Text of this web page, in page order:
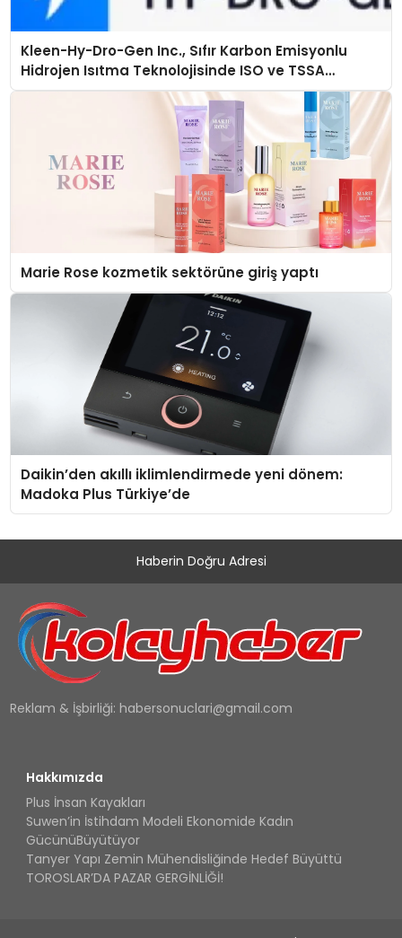
Kleen-Hy-Dro-Gen Inc., Sıfır Karbon Emisyonlu
Hidrojen Isıtma Teknolojisinde ISO ve TSSA
Düzenleyici Onaylarını Aldı
Marie Rose kozmetik sektörüne giriş yaptı
Daikin’den akıllı iklimlendirmede yeni dönem:
Madoka Plus Türkiye’de
Haberin Doğru Adresi
Reklam & İşbirliği: habersonuclari@gmail.com
Hakkımızda
Plus İnsan Kayakları
Suwen’in İstihdam Modeli Ekonomide Kadın
GücünüBüyütüyor
Tanyer Yapı Zemin Mühendisliğinde Hedef Büyüttü
TOROSLAR’DA PAZAR GERGİNLİĞİ!